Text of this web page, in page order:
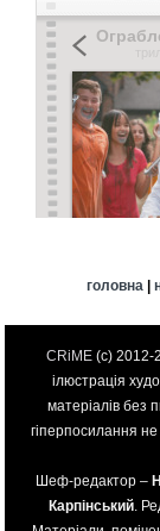
головна|
CRiME (c) 2012-
ілюстрація
матеріалів без
гіперпосилання
Шеф-редактор –
Карпінський.